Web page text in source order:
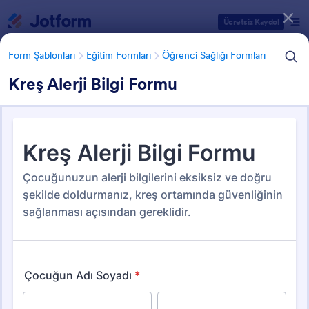
Ücretsiz Kaydol
Form Şablonları Eğitim Formları Öğrenci Sağlığı Formları
Kreş Alerji Bilgi Formu
Form Şablonları Eğitim Formları Öğrenci Sağlığı Formları
Öğrenci Sağlığı Formları
2 Şablon
Form Şablonu Kategorileri